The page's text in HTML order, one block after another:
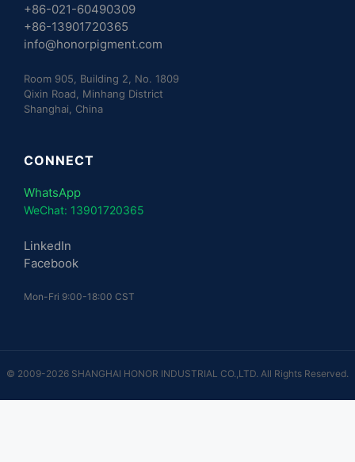
+86-021-60490309
+86-13901720365
info@honorpigment.com
Room 905, Building 2, No. 1809
Qixin Road, Minhang District
Shanghai, China
CONNECT
WhatsApp
WeChat: 13901720365
LinkedIn
Facebook
Mon-Fri 9:00-18:00 CST
© 2009-2026 SHANGHAI HONOR INDUSTRIAL CO.,LTD. All Rights Reserved.